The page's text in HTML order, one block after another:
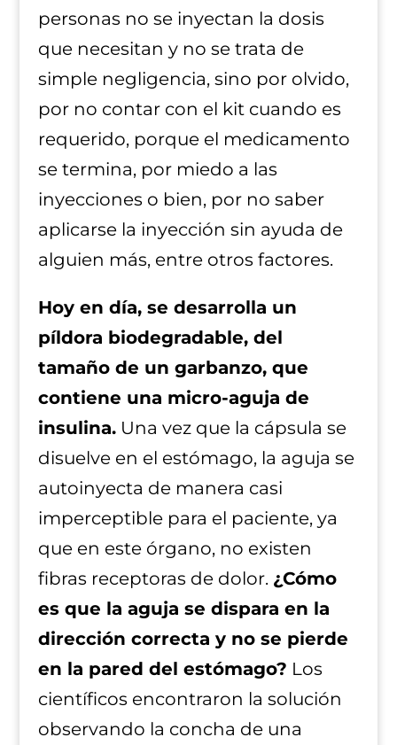
personas no se inyectan la dosis
que necesitan y no se trata de
simple negligencia, sino por olvido,
por no contar con el kit cuando es
requerido, porque el medicamento
se termina, por miedo a las
inyecciones o bien, por no saber
aplicarse la inyección sin ayuda de
alguien más, entre otros factores.
Hoy en día, se desarrolla un
píldora biodegradable, del
tamaño de un garbanzo, que
contiene una micro-aguja de
insulina.Una vez que la cápsula se
disuelve en el estómago, la aguja se
autoinyecta de manera casi
imperceptible para el paciente, ya
que en este órgano, no existen
fibras receptoras de dolor. ¿Cómo
es que la aguja se dispara en la
dirección correcta y no se pierde
en la pared del estómago? Los
científicos encontraron la solución
observando la concha de una